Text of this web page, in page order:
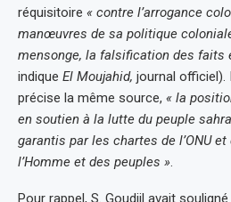
réquisitoire « contre l’arrogance
manœuvres de sa politique
mensonge, la falsification des faits
indique El Moujahid, journal officiel).
précise la même source, « la
en soutien à la lutte du peuple
garantis par les chartes de l’ONU
l’Homme et des peuples ».
Pour rappel, S. Goudjil avait